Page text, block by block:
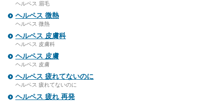
ヘルペス 眉毛
ヘルペス 微熱
ヘルペス 微熱
ヘルペス 皮膚科
ヘルペス 皮膚科
ヘルペス 皮膚
ヘルペス 皮膚
ヘルペス 疲れてないのに
ヘルペス 疲れてないのに
ヘルペス 疲れ 再発